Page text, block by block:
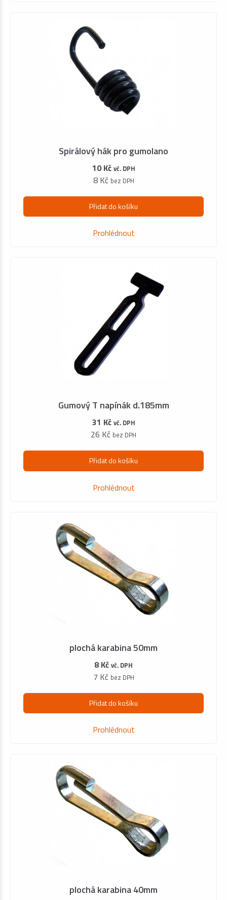
Spirálový hák pro gumolano
10 Kč vč. DPH
8 Kč bez DPH
Přidat do košíku
Prohlédnout
Gumový T napínák d.185mm
31 Kč vč. DPH
26 Kč bez DPH
Přidat do košíku
Prohlédnout
plochá karabina 50mm
8 Kč vč. DPH
7 Kč bez DPH
Přidat do košíku
Prohlédnout
plochá karabina 40mm